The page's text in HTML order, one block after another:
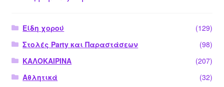
Είδη χορού
(129)
Στολές Party και Παραστάσεων
(98)
ΚΑΛΟΚΑΙΡΙΝΑ
(207)
Αθλητικά
(32)